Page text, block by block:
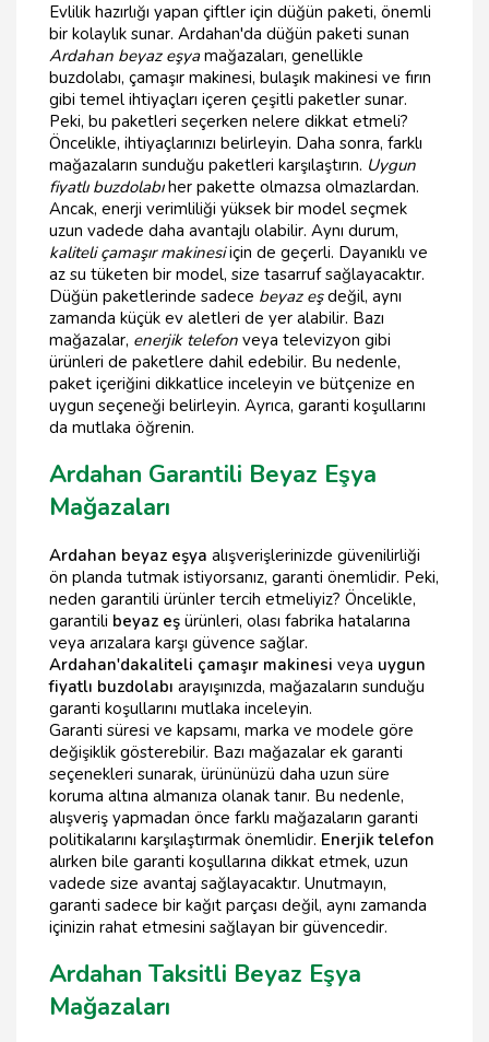
Evlilik hazırlığı yapan çiftler için düğün paketi, önemli
bir kolaylık sunar. Ardahan'da düğün paketi sunan
Ardahan beyaz eşyamağazaları, genellikle
buzdolabı, çamaşır makinesi, bulaşık makinesi ve fırın
gibi temel ihtiyaçları içeren çeşitli paketler sunar.
Peki, bu paketleri seçerken nelere dikkat etmeli?
Öncelikle, ihtiyaçlarınızı belirleyin. Daha sonra, farklı
mağazaların sunduğu paketleri karşılaştırın. Uygun
fiyatlı buzdolabıher pakette olmazsa olmazlardan.
Ancak, enerji verimliliği yüksek bir model seçmek
uzun vadede daha avantajlı olabilir. Aynı durum,
kaliteli çamaşır makinesiiçin de geçerli. Dayanıklı ve
az su tüketen bir model, size tasarruf sağlayacaktır.
Düğün paketlerinde sadece beyaz eşdeğil, aynı
zamanda küçük ev aletleri de yer alabilir. Bazı
mağazalar, enerjik telefon veya televizyon gibi
ürünleri de paketlere dahil edebilir. Bu nedenle,
paket içeriğini dikkatlice inceleyin ve bütçenize en
uygun seçeneği belirleyin. Ayrıca, garanti koşullarını
da mutlaka öğrenin.
Ardahan Garantili Beyaz Eşya
Mağazaları
Ardahan beyaz eşya alışverişlerinizde güvenilirliği
ön planda tutmak istiyorsanız, garanti önemlidir. Peki,
neden garantili ürünler tercih etmeliyiz? Öncelikle,
garantili beyaz eş ürünleri, olası fabrika hatalarına
veya arızalara karşı güvence sağlar.
Ardahan'dakaliteli çamaşır makinesi veya uygun
fiyatlı buzdolabı arayışınızda, mağazaların sunduğu
garanti koşullarını mutlaka inceleyin.
Garanti süresi ve kapsamı, marka ve modele göre
değişiklik gösterebilir. Bazı mağazalar ek garanti
seçenekleri sunarak, ürününüzü daha uzun süre
koruma altına almanıza olanak tanır. Bu nedenle,
alışveriş yapmadan önce farklı mağazaların garanti
politikalarını karşılaştırmak önemlidir. Enerjik telefon
alırken bile garanti koşullarına dikkat etmek, uzun
vadede size avantaj sağlayacaktır. Unutmayın,
garanti sadece bir kağıt parçası değil, aynı zamanda
içinizin rahat etmesini sağlayan bir güvencedir.
Ardahan Taksitli Beyaz Eşya
Mağazaları